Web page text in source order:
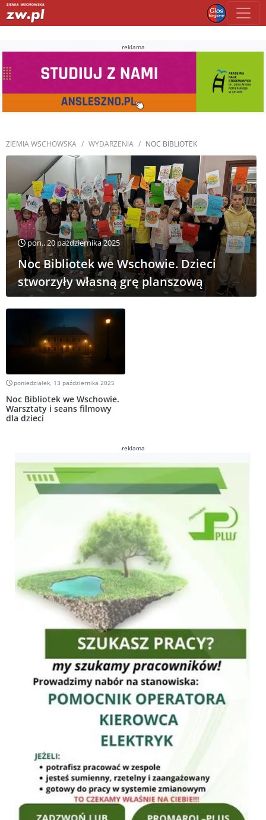
reklama
ZIEMIA WSCHOWSKA WYDARZENIA NOC BIBLIOTEK
pon., 20 października 2025
Noc Bibliotek we Wschowie. Dzieci
stworzyły własną grę planszową
poniedziałek, 13 października 2025
Noc Bibliotek we Wschowie.
Warsztaty i seans filmowy
dla dzieci
reklama